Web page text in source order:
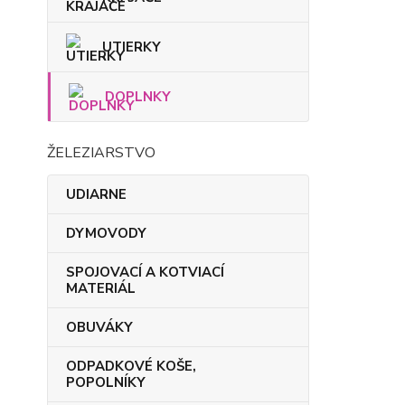
UTIERKY
DOPLNKY
ŽELEZIARSTVO
UDIARNE
DYMOVODY
SPOJOVACÍ A KOTVIACÍ
MATERIÁL
OBUVÁKY
ODPADKOVÉ KOŠE,
POPOLNÍKY